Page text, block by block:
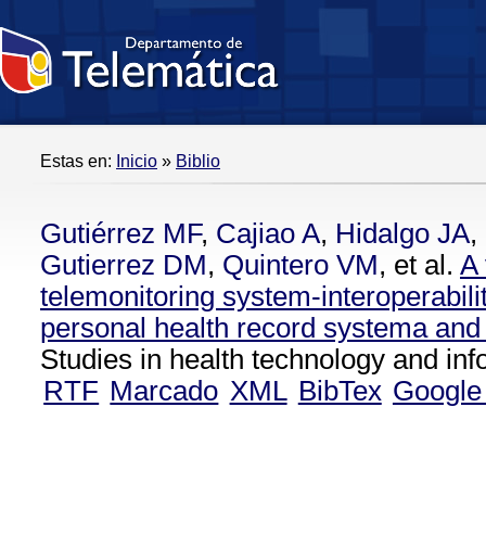
Estas en: Inicio » Biblio
Gutiérrez MF, Cajiao A, Hidalgo JA,
Gutierrez DM, Quintero VM, et al. A
telemonitoring system-
personal health record systema
Studies in health technology and
RTF Marcado XML BibTex